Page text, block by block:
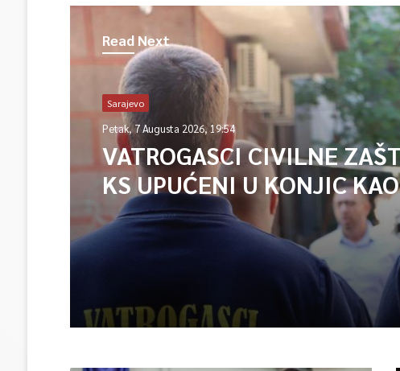
Read Next
Sarajevo
Petak, 7 Augusta 2026, 19:54
VATROGASCI CIVILNE
KS UPUĆENI U KONJIC KAO
ISPOMOĆ U GAŠENJU